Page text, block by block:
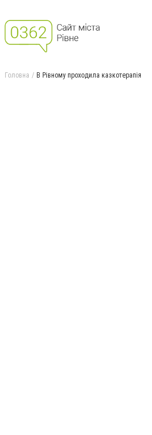
Головна В Рівному проходила казкотерапія